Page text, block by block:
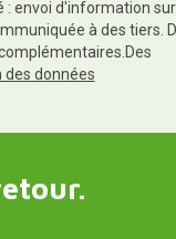
: envoi d'information
à des tiers.
données